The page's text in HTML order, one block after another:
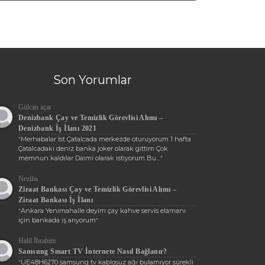
Son Yorumlar
Gülcan açar
Denizbank Çay ve Temizlik Görevlisi Alımı –
Denizbank İş İlanı 2021
“Merhabalar İst Çatalcada merkezde oturuyorum 1 hafta
Çatalcadaki deniz banka joker olarak gittim Çok
memnun kaldılar Daimi olarak istiyorum Bu…”
Neziha
Ziraat Bankası Çay ve Temizlik Görevlisi Alımı –
Ziraat Bankası İş İlanı
“Ankara Yenimahalle deyim çay kahve servis elamanı
için bankada iş arıyorum”
Halil İbrahim
Samsung Smart TV İnternete Nasıl Bağlanır?
“UE48H6270 samsung tv kablosuz ağı bulamıyor sürekli